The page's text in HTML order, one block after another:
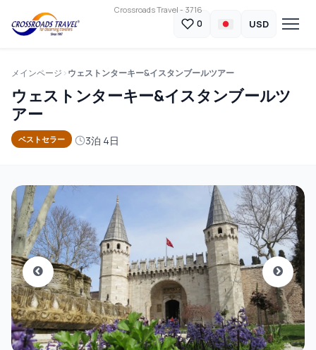
Crossroads Travel - 3716
0 USD
メインページ ウェストンターキー&イスタンブールツアー
ウェストンターキー&イスタンブールツ
アー
ベストセラー 3泊 4日